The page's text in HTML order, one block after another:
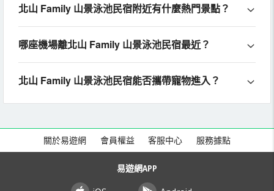
北山 Family 山景泳池民宿附近有什麼熱門景點？
哪座機場離北山 Family 山景泳池民宿最近？
北山 Family 山景泳池民宿能否攜帶寵物進入？
關於易遊網 會員權益 客服中心 服務據點
易遊網APP